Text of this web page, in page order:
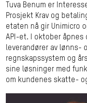
Tuva Benum er
Prosjekt Krav og
etaten nå gir Unimicro
API-et. I oktober
leverandører av lønns-
regnskapssystem og
sine løsninger med
om kundenes skatte-